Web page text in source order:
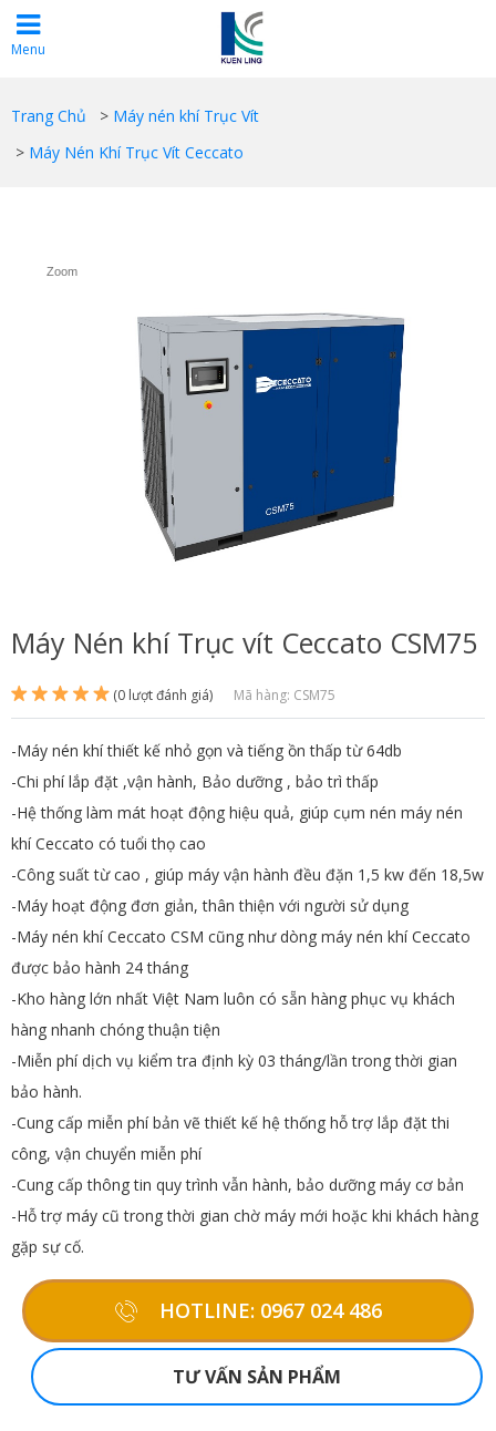
Menu
Trang Chủ > Máy nén khí Trục Vít
> Máy Nén Khí Trục Vít Ceccato
Zoom
Máy Nén khí Trục vít Ceccato CSM75
(0 lượt đánh giá) Mã hàng: CSM75
-Máy nén khí thiết kế nhỏ gọn và tiếng ồn thấp từ 64db
-Chi phí lắp đặt ,vận hành, Bảo dưỡng , bảo trì thấp
-Hệ thống làm mát hoạt động hiệu quả, giúp cụm nén máy nén
khí Ceccato có tuổi thọ cao
-Công suất từ cao , giúp máy vận hành đều đặn 1,5 kw đến 18,5w
-Máy hoạt động đơn giản, thân thiện với người sử dụng
-Máy nén khí Ceccato CSM cũng như dòng máy nén khí Ceccato
được bảo hành 24 tháng
-Kho hàng lớn nhất Việt Nam luôn có sẵn hàng phục vụ khách
hàng nhanh chóng thuận tiện
-Miễn phí dịch vụ kiểm tra định kỳ 03 tháng/lần trong thời gian
bảo hành.
-Cung cấp miễn phí bản vẽ thiết kế hệ thống hỗ trợ lắp đặt thi
công, vận chuyển miễn phí
-Cung cấp thông tin quy trình vẫn hành, bảo dưỡng máy cơ bản
-Hỗ trợ máy cũ trong thời gian chờ máy mới hoặc khi khách hàng
gặp sự cố.
HOTLINE: 0967 024 486
TƯ VẤN SẢN PHẨM